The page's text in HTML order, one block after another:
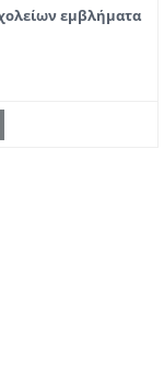
εμβλήματα